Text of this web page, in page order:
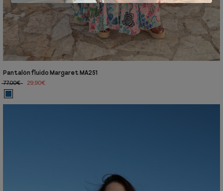
Pantalón fluido Margaret MA251
77,00€
29,90€